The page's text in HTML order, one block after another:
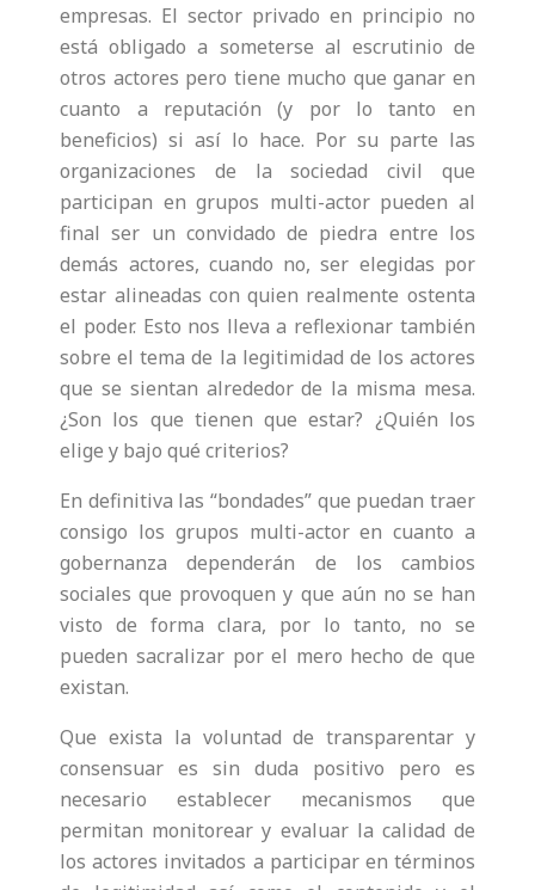
empresas. El sector privado en principio no
está obligado a someterse al escrutinio de
otros actores pero tiene mucho que ganar en
cuanto a reputación (y por lo tanto en
beneficios) si así lo hace. Por su parte las
organizaciones de la sociedad civil que
participan en grupos multi-actor pueden al
final ser un convidado de piedra entre los
demás actores, cuando no, ser elegidas por
estar alineadas con quien realmente ostenta
el poder. Esto nos lleva a reflexionar también
sobre el tema de la legitimidad de los actores
que se sientan alrededor de la misma mesa.
¿Son los que tienen que estar? ¿Quién los
elige y bajo qué criterios?
En definitiva las “bondades” que puedan traer
consigo los grupos multi-actor en cuanto a
gobernanza dependerán de los cambios
sociales que provoquen y que aún no se han
visto de forma clara, por lo tanto, no se
pueden sacralizar por el mero hecho de que
existan.
Que exista la voluntad de transparentar y
consensuar es sin duda positivo pero es
necesario establecer mecanismos que
permitan monitorear y evaluar la calidad de
los actores invitados a participar en términos